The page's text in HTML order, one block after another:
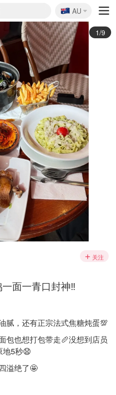
折
价
折
🇦🇺
AU
2/9
关注
面一青口封神‼️
腻，还有正宗法式焦糖炖蛋💯
包也想打包带走🥖没想到店员
5秒😧
溢绝了🤩